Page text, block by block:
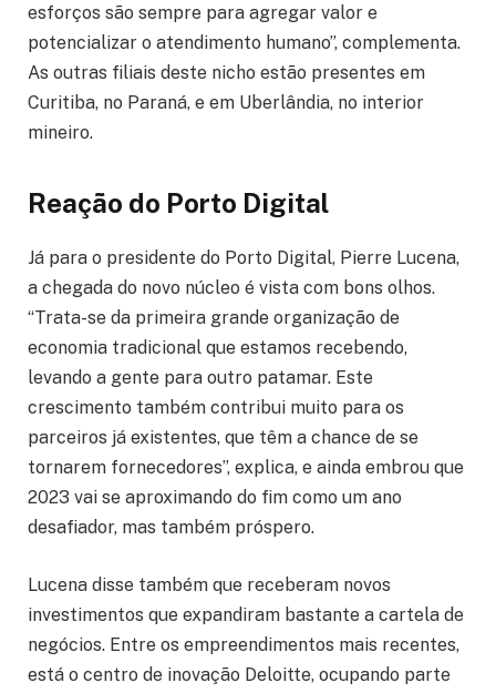
esforços são sempre para agregar valor e
potencializar o atendimento humano”, complementa.
As outras filiais deste nicho estão presentes em
Curitiba, no Paraná, e em Uberlândia, no interior
mineiro.
Reação do Porto Digital
Já para o presidente do Porto Digital, Pierre Lucena,
a chegada do novo núcleo é vista com bons olhos.
“Trata-se da primeira grande organização de
economia tradicional que estamos recebendo,
levando a gente para outro patamar. Este
crescimento também contribui muito para os
parceiros já existentes, que têm a chance de se
tornarem fornecedores”, explica, e ainda embrou que
2023 vai se aproximando do fim como um ano
desafiador, mas também próspero.
Lucena disse também que receberam novos
investimentos que expandiram bastante a cartela de
negócios. Entre os empreendimentos mais recentes,
está o centro de inovação Deloitte, ocupando parte